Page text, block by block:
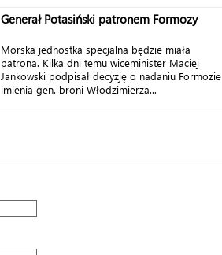
Generał Potasiński patronem Formozy
Morska jednostka specjalna będzie miała
patrona. Kilka dni temu wiceminister Maciej
Jankowski podpisał decyzję o nadaniu Formozie
imienia gen. broni Włodzimierza...